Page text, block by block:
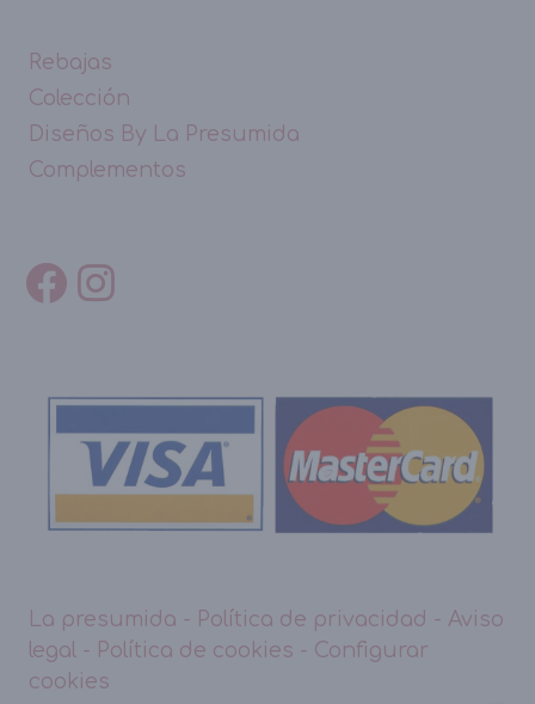
Rebajas
Colección
Diseños By La Presumida
Complementos
La presumida - Política de privacidad - Aviso
legal - Política de cookies - Configurar
cookies